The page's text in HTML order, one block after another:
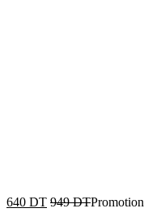
640 DT 949DTPromotion